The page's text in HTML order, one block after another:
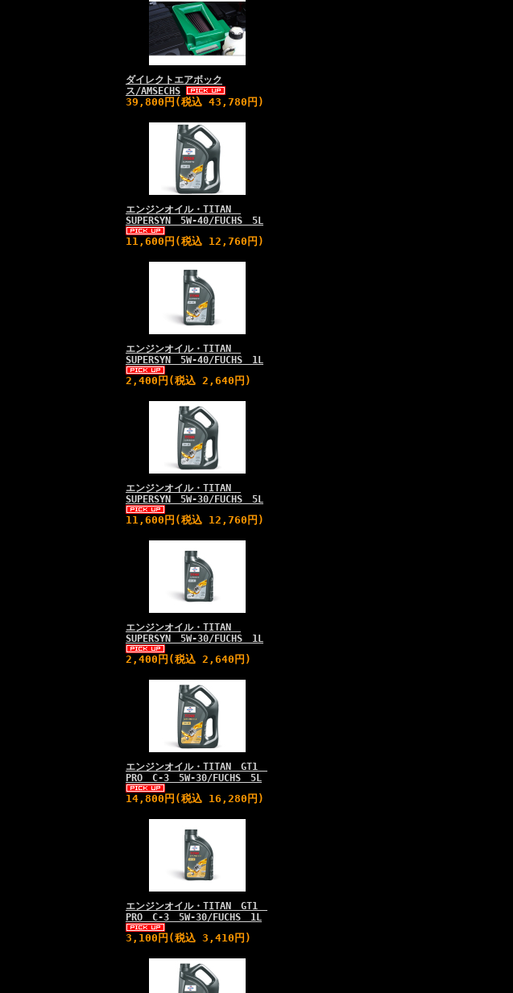
ダイレクトエアボック
ス/AMSECHS
39,800円(税込 43,780円)
エンジンオイル・TITAN
SUPERSYN 5W-40/FUCHS 5L
11,600円(税込 12,760円)
エンジンオイル・TITAN
SUPERSYN 5W-40/FUCHS 1L
2,400円(税込 2,640円)
エンジンオイル・TITAN
SUPERSYN 5W-30/FUCHS 5L
11,600円(税込 12,760円)
エンジンオイル・TITAN
SUPERSYN 5W-30/FUCHS 1L
2,400円(税込 2,640円)
エンジンオイル・TITAN GT1
PRO C-3 5W-30/FUCHS 5L
14,800円(税込 16,280円)
エンジンオイル・TITAN GT1
PRO C-3 5W-30/FUCHS 1L
3,100円(税込 3,410円)